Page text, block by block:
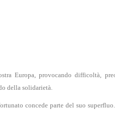
Europa, provocando difficoltà,
della solidarietà.
concede parte del suo